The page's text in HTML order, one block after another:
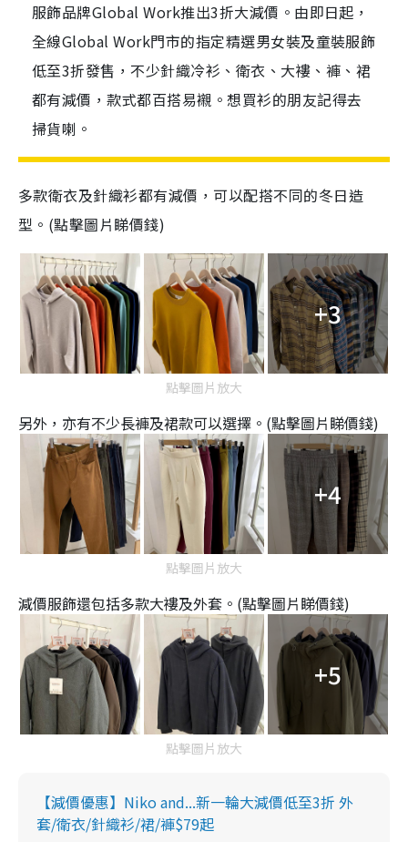
服飾品牌Global Work推出3折大減價。由即日起，
全線Global Work門市的指定精選男女裝及童裝服飾
低至3折發售，不少針織冷衫、衛衣、大褸、褲、裙
都有減價，款式都百搭易襯。想買衫的朋友記得去
掃貨喇。
多款衛衣及針織衫都有減價，可以配搭不同的冬日造
型。(點擊圖片睇價錢)
+3
點擊圖片放大
另外，亦有不少長褲及裙款可以選擇。(點擊圖片睇價錢)
+4
點擊圖片放大
減價服飾還包括多款大褸及外套。(點擊圖片睇價錢)
+5
點擊圖片放大
【減價優惠】Niko and...新一輪大減價低至3折 外
套/衛衣/針織衫/裙/褲$79起